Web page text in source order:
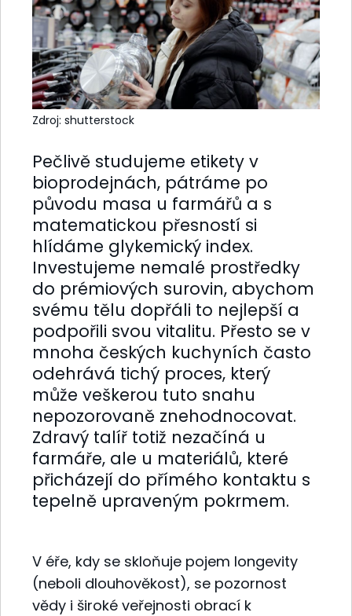
Zdroj: shutterstock
Pečlivě studujeme etikety v
bioprodejnách, pátráme po
původu masa u farmářů a s
matematickou přesností si
hlídáme glykemický index.
Investujeme nemalé prostředky
do prémiových surovin, abychom
svému tělu dopřáli to nejlepší a
podpořili svou vitalitu. Přesto se v
mnoha českých kuchyních často
odehrává tichý proces, který
může veškerou tuto snahu
nepozorovaně znehodnocovat.
Zdravý talíř totiž nezačíná u
farmáře, ale u materiálů, které
přicházejí do přímého kontaktu s
tepelně upraveným pokrmem.
V éře, kdy se skloňuje pojem longevity
(neboli dlouhověkost), se pozornost
vědy i široké veřejnosti obrací k